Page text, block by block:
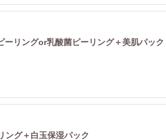
ーリングor乳酸菌ピーリング＋美肌パック
ング＋白玉保湿パック